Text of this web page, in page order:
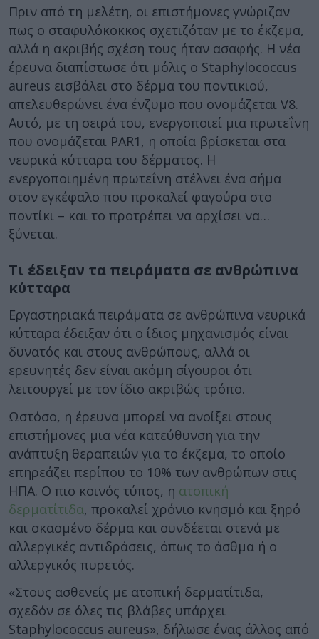
Πριν από τη μελέτη, οι επιστήμονες γνώριζαν
πως ο σταφυλόκοκκος σχετιζόταν με το έκζεμα,
αλλά η ακριβής σχέση τους ήταν ασαφής. Η νέα
έρευνα διαπίστωσε ότι μόλις ο Staphylococcus
aureus εισβάλει στο δέρμα του ποντικιού,
απελευθερώνει ένα ένζυμο που ονομάζεται V8.
Αυτό, με τη σειρά του, ενεργοποιεί μια πρωτεΐνη
που ονομάζεται PAR1, η οποία βρίσκεται στα
νευρικά κύτταρα του δέρματος. Η
ενεργοποιημένη πρωτεΐνη στέλνει ένα σήμα
στον εγκέφαλο που προκαλεί φαγούρα στο
ποντίκι – και το προτρέπει να αρχίσει να…
ξύνεται.
Τι έδειξαν τα πειράματα σε ανθρώπινα
κύτταρα
Εργαστηριακά πειράματα σε ανθρώπινα νευρικά
κύτταρα έδειξαν ότι ο ίδιος μηχανισμός είναι
δυνατός και στους ανθρώπους, αλλά οι
ερευνητές δεν είναι ακόμη σίγουροι ότι
λειτουργεί με τον ίδιο ακριβώς τρόπο.
Ωστόσο, η έρευνα μπορεί να ανοίξει στους
επιστήμονες μια νέα κατεύθυνση για την
ανάπτυξη θεραπειών για το έκζεμα, το οποίο
επηρεάζει περίπου το 10% των ανθρώπων στις
ΗΠΑ. Ο πιο κοινός τύπος, η ατοπική
δερματίτιδα, προκαλεί χρόνιο κνησμό και ξηρό
και σκασμένο δέρμα και συνδέεται στενά με
αλλεργικές αντιδράσεις, όπως το άσθμα ή ο
αλλεργικός πυρετός.
«Στους ασθενείς με ατοπική δερματίτιδα,
σχεδόν σε όλες τις βλάβες υπάρχει
Staphylococcus aureus», δήλωσε ένας άλλος από